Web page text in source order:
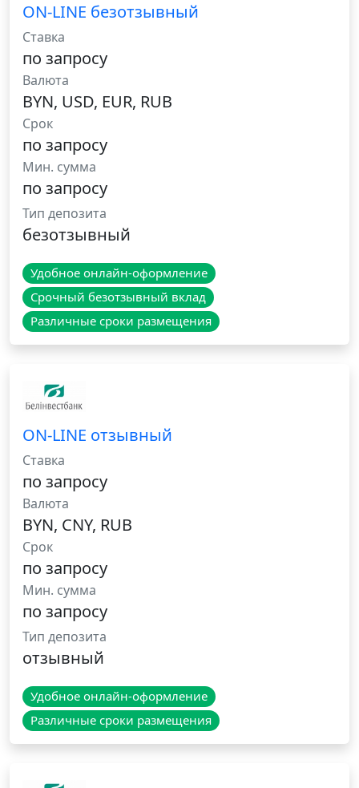
ON-LINE безотзывный
Ставка
по запросу
Валюта
BYN, USD, EUR, RUB
Срок
по запросу
Мин. сумма
по запросу
Тип депозита
безотзывный
Удобное онлайн-оформление
Срочный безотзывный вклад
Различные сроки размещения
ON-LINE отзывный
Ставка
по запросу
Валюта
BYN, CNY, RUB
Срок
по запросу
Мин. сумма
по запросу
Тип депозита
отзывный
Удобное онлайн-оформление
Различные сроки размещения